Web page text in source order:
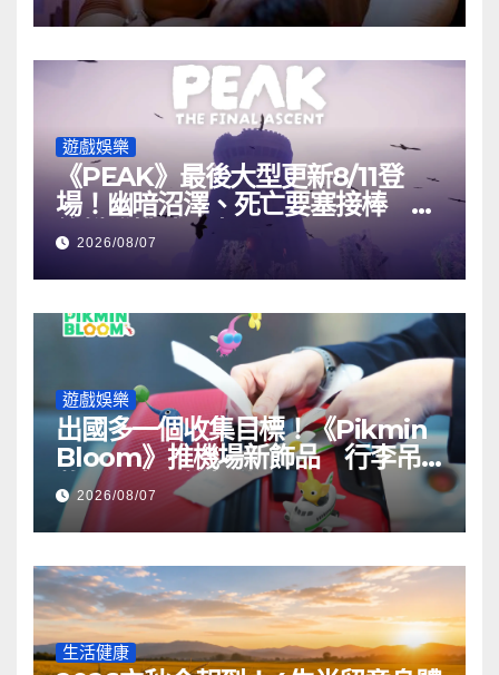
遊戲娛樂
《PEAK》最後大型更新8/11登
場！幽暗沼澤、死亡要塞接棒 最
終攀登挑戰曝光
2026/08/07
遊戲娛樂
出國多一個收集目標！《Pikmin
Bloom》推機場新飾品 行李吊
牌印上專屬機場代碼
2026/08/07
生活健康